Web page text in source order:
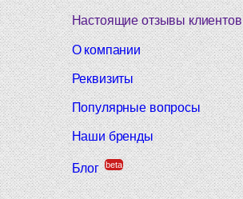
Настоящие отзывы клиентов
О компании
Реквизиты
Популярные вопросы
Наши бренды
Блог beta